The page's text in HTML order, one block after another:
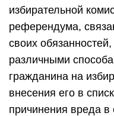
избирательной
референдума,
своих
различными
гражданина на
внесения его в
причинения вреда в